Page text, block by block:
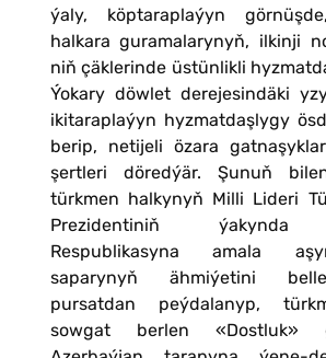
ýaly, köptaraplaýyn
halkara guramalarynyň, ilkinji
niň çäklerinde üstünlikli
Ýokary döwlet derejesindäki
ikitaraplaýyn hyzmatdaşlygy
berip, netijeli özara
şertleri döredýär. Şunuň
türkmen halkynyň Milli Lideri
Prezidentiniň ýakynda
Respublikasyna amala
saparynyň ähmiýetini
pursatdan peýdalanyp,
sowgat berlen «Dostluk»